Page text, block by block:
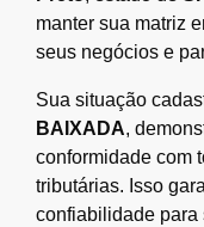
manter sua matriz
seus negócios e
Sua situação
BAIXADA,
conformidade com
tributárias. Isso
confiabilidade para